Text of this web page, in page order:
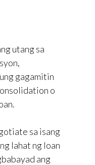
utang sa
gagamitin
o
sa isang
lahat ng loan
ang